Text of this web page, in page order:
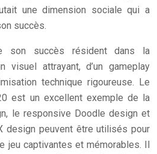
une dimension sociale qui a
succès.
son succès résident dans la
visuel attrayant, d’un gameplay
technique rigoureuse. Le
est un excellent exemple de la
le responsive Doodle design et
design peuvent être utilisés pour
jeu captivantes et mémorables. Il